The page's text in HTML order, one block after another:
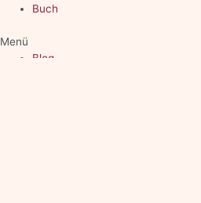
Buch
Menü
Blog